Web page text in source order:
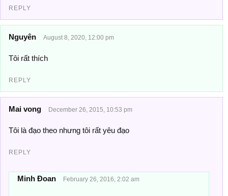
REPLY
Nguyên August 8, 2020, 12:00 pm
Tôi rất thích
REPLY
Mai vong December 26, 2015, 10:53 pm
Tôi là đạo theo nhưng tôi rất yêu đạo
REPLY
Minh Đoan February 26, 2016, 2:02 am